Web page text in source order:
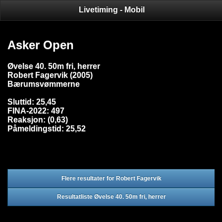
Livetiming - Mobil
Asker Open
Øvelse 40. 50m fri, herrer
Robert Fagervik (2005)
Bærumsvømmerne
Sluttid: 25,45
FINA-2022: 497
Reaksjon: (0,63)
Påmeldingstid: 25,52
Flere resultater for Robert Fagervik
Resultatliste Øvelse 40. 50m fri, herrer